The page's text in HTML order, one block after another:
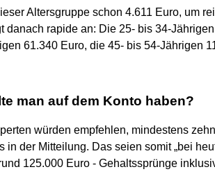
Altersgruppe schon 4.611 Euro, um
danach rapide an: Die 25- bis 34-
61.340 Euro, die 45- bis 54-Jährigen
man auf dem Konto haben?
würden empfehlen, mindestens
in der Mitteilung. Das seien somit „bei
125.000 Euro - Gehaltssprünge